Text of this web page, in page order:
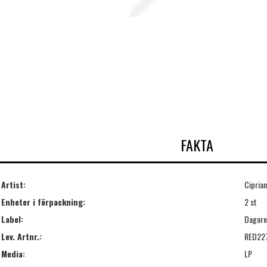
FAKTA
Artist:
Enheter i förpackning:
2 st
Label:
Lev. Artnr.:
Media:
LP